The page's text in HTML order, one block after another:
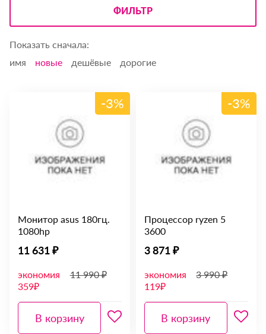
ФИЛЬТР
Показать сначала:
имя
новые дешёвые дорогие
-3%
Монитор asus 180гц.
1080hp
11 631 ₽
экономия
359₽
11 990 ₽
В корзину
-3%
Процессор ryzen 5
3600
3 871 ₽
экономия
119₽
3 990 ₽
В корзину